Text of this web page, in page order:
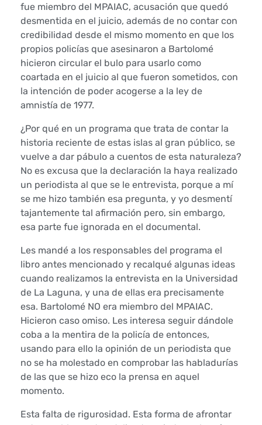
:
C
a
n
a
r
i
a
s
e
n
p
o
r
t
a
d
fue miembro del MPAIAC, acusación que quedó
desmentida en el juicio, además de no contar con
credibilidad desde el mismo momento en que los
propios policías que asesinaron a Bartolomé
hicieron circular el bulo para usarlo como
coartada en el juicio al que fueron sometidos, con
la intención de poder acogerse a la ley de
amnistía de 1977.
¿Por qué en un programa que trata de contar la
historia reciente de estas islas al gran público, se
vuelve a dar pábulo a cuentos de esta naturaleza?
No es excusa que la declaración la haya realizado
un periodista al que se le entrevista, porque a mí
se me hizo también esa pregunta, y yo desmentí
tajantemente tal afirmación pero, sin embargo,
esa parte fue ignorada en el documental.
Les mandé a los responsables del programa el
libro antes mencionado y recalqué algunas ideas
cuando realizamos la entrevista en la Universidad
de La Laguna, y una de ellas era precisamente
esa. Bartolomé NO era miembro del MPAIAC.
Hicieron caso omiso. Les interesa seguir dándole
coba a la mentira de la policía de entonces,
usando para ello la opinión de un periodista que
no se ha molestado en comprobar las habladurías
de las que se hizo eco la prensa en aquel
momento.
Esta falta de rigurosidad. Esta forma de afrontar